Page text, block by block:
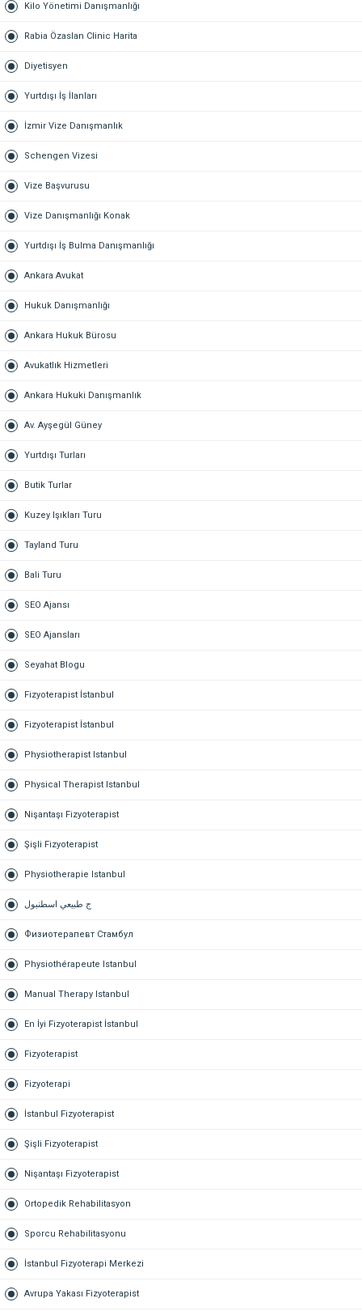
Kilo Yönetimi Danışmanlığı
Rabia Özaslan Clinic Harita
Diyetisyen
Yurtdışı İş İlanları
İzmir Vize Danışmanlık
Schengen Vizesi
Vize Başvurusu
Vize Danışmanlığı Konak
Yurtdışı İş Bulma Danışmanlığı
Ankara Avukat
Hukuk Danışmanlığı
Ankara Hukuk Bürosu
Avukatlık Hizmetleri
Ankara Hukuki Danışmanlık
Av. Ayşegül Güney
Yurtdışı Turları
Butik Turlar
Kuzey Işıkları Turu
Tayland Turu
Bali Turu
SEO Ajansı
SEO Ajansları
Seyahat Blogu
Fizyoterapist İstanbul
Fizyoterapist İstanbul
Physiotherapist Istanbul
Physical Therapist Istanbul
Nişantaşı Fizyoterapist
Şişli Fizyoterapist
Physiotherapie Istanbul
ج طبيعي اسطنبول
Физиотерапевт Стамбул
Physiothérapeute Istanbul
Manual Therapy Istanbul
En İyi Fizyoterapist İstanbul
Fizyoterapist
Fizyoterapi
İstanbul Fizyoterapist
Şişli Fizyoterapist
Nişantaşı Fizyoterapist
Ortopedik Rehabilitasyon
Sporcu Rehabilitasyonu
İstanbul Fizyoterapi Merkezi
Avrupa Yakası Fizyoterapist